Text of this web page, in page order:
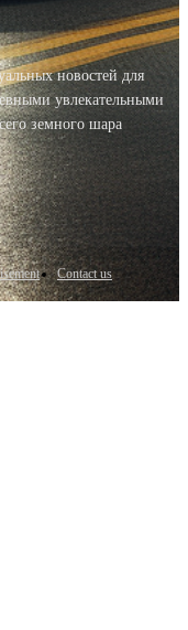
новостей для
увлекательными
земного шара
Contact us